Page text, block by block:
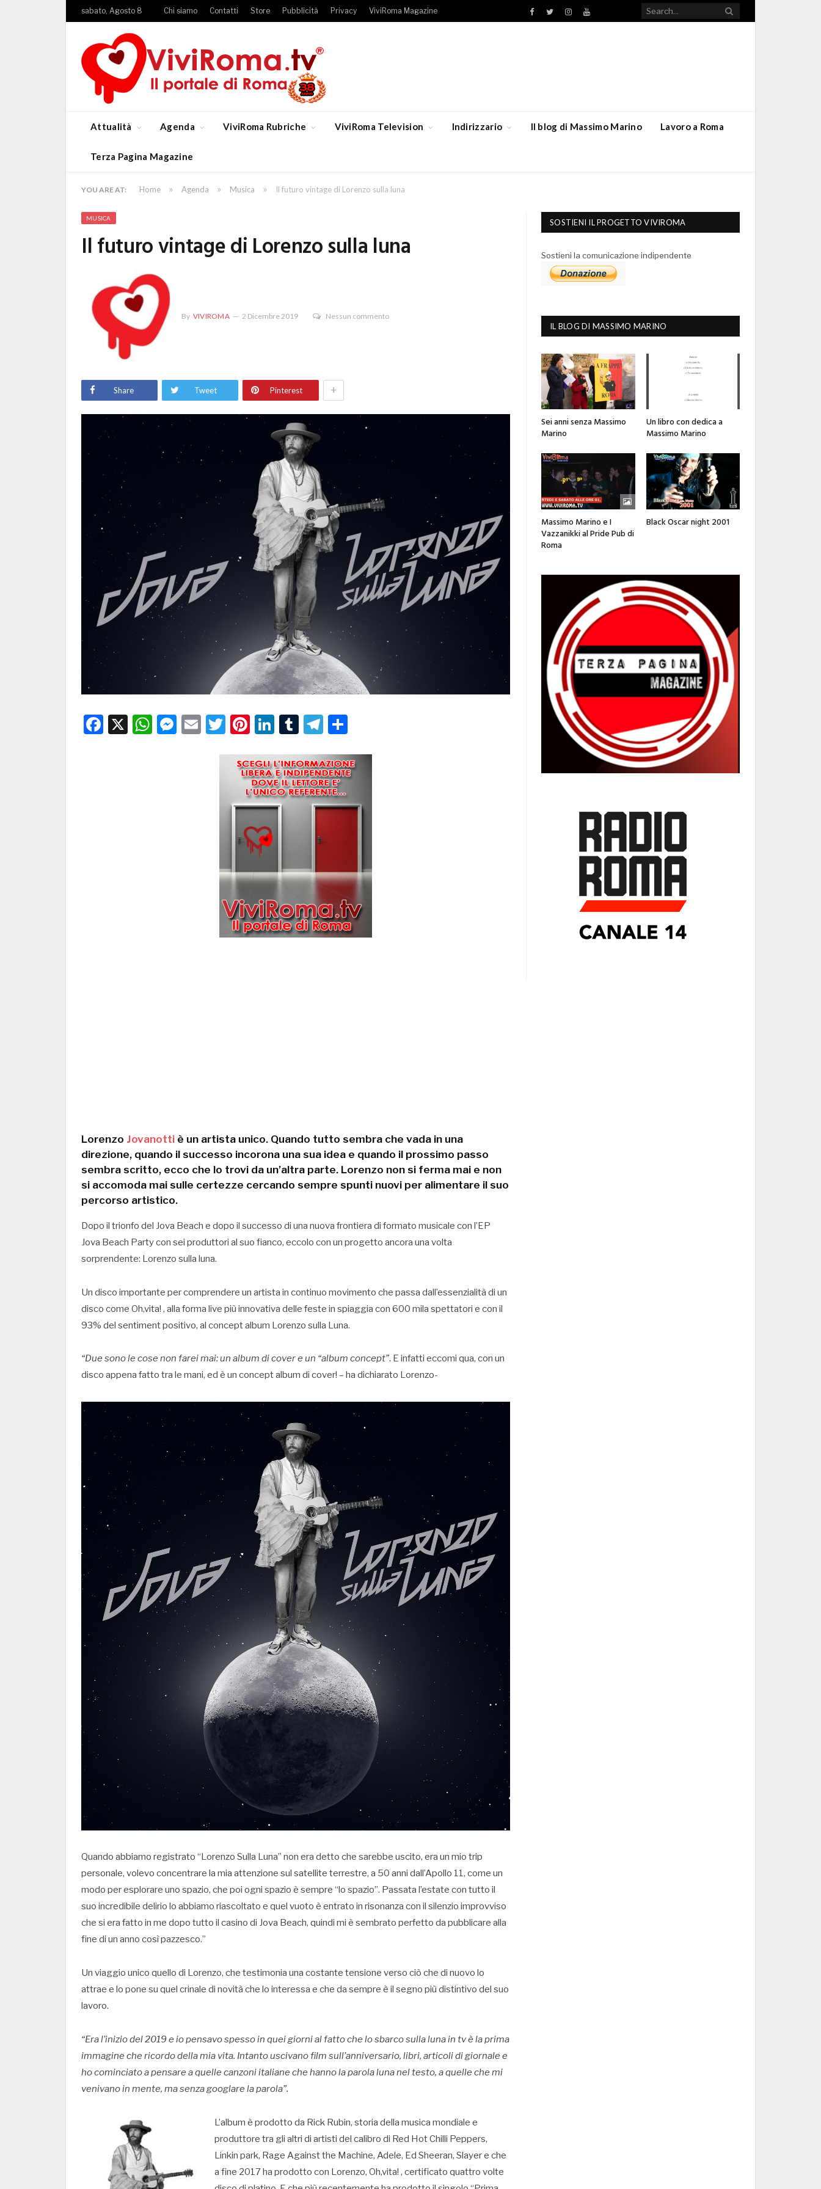
sabato, Agosto 8 Chi siamo Contatti Store Pubblicità Privacy ViviRoma Magazine Facebook
TwitterInstagramYouTube
Attualità Agenda ViviRoma Rubriche ViviRoma Television Indirizzario Il blog di Massimo Marino Lavoro a Roma
Terza Pagina Magazine
YOU ARE AT: Home » Agenda » Musica » Il futuro vintage di Lorenzo sulla luna
MUSICA
Il futuro vintage di Lorenzo sulla luna
By VIVIROMA 2 Dicembre 2019 Nessun commento
Share Tweet Pinterest +
Facebook
X WhatsApp
Messenger
EmailTwitter
Pinterest
LinkedIn
TumblrTelegram
Lorenzo Jovanotti è un artista unico. Quando tutto sembra che vada in una
direzione, quando il successo incorona una sua idea e quando il prossimo passo
sembra scritto, ecco che lo trovi da un’altra parte. Lorenzo non si ferma mai e non
si accomoda mai sulle certezze cercando sempre spunti nuovi per alimentare il suo
percorso artistico.
Dopo il trionfo del Jova Beach e dopo il successo di una nuova frontiera di formato musicale con l’EP
Jova Beach Party con sei produttori al suo fianco, eccolo con un progetto ancora una volta
sorprendente: Lorenzo sulla luna.
Un disco importante per comprendere un artista in continuo movimento che passa dall’essenzialità di un
disco come Oh,vita! , alla forma live più innovativa delle feste in spiaggia con 600 mila spettatori e con il
93% del sentiment positivo, al concept album Lorenzo sulla Luna.
“Due sono le cose non farei mai: un album di cover e un “album concept”. E infatti eccomi qua, con un
disco appena fatto tra le mani, ed è un concept album di cover! – ha dichiarato Lorenzo-
Quando abbiamo registrato “Lorenzo Sulla Luna” non era detto che sarebbe uscito, era un mio trip
personale, volevo concentrare la mia attenzione sul satellite terrestre, a 50 anni dall’Apollo 11, come un
modo per esplorare uno spazio, che poi ogni spazio è sempre “lo spazio”. Passata l’estate con tutto il
suo incredibile delirio lo abbiamo riascoltato e quel vuoto è entrato in risonanza con il silenzio improvviso
che si era fatto in me dopo tutto il casino di Jova Beach, quindi mi è sembrato perfetto da pubblicare alla
fine di un anno così pazzesco.”
Un viaggio unico quello di Lorenzo, che testimonia una costante tensione verso ciò che di nuovo lo
attrae e lo pone su quel crinale di novità che lo interessa e che da sempre è il segno più distintivo del suo
lavoro.
“Era l’inizio del 2019 e io pensavo spesso in quei giorni al fatto che lo sbarco sulla luna in tv è la prima
immagine che ricordo della mia vita. Intanto uscivano film sull’anniversario, libri, articoli di giornale e
ho cominciato a pensare a quelle canzoni italiane che hanno la parola luna nel testo, a quelle che mi
venivano in mente, ma senza googlare la parola”.
L’album è prodotto da Rick Rubin, storia della musica mondiale e
produttore tra gli altri di artisti del calibro di Red Hot Chilli Peppers,
Linkin park, Rage Against the Machine, Adele, Ed Sheeran, Slayer e che
a fine 2017 ha prodotto con Lorenzo, Oh,vita! , certificato quattro volte
SOSTIENI IL PROGETTO VIVIROMA
Sostieni la comunicazione indipendente
IL BLOG DI MASSIMO MARINO
Sei anni senza Massimo
Marino
Un libro con dedica a
Massimo Marino
Massimo Marino e I
Vazzanikki al Pride Pub di
Roma
Black Oscar night 2001